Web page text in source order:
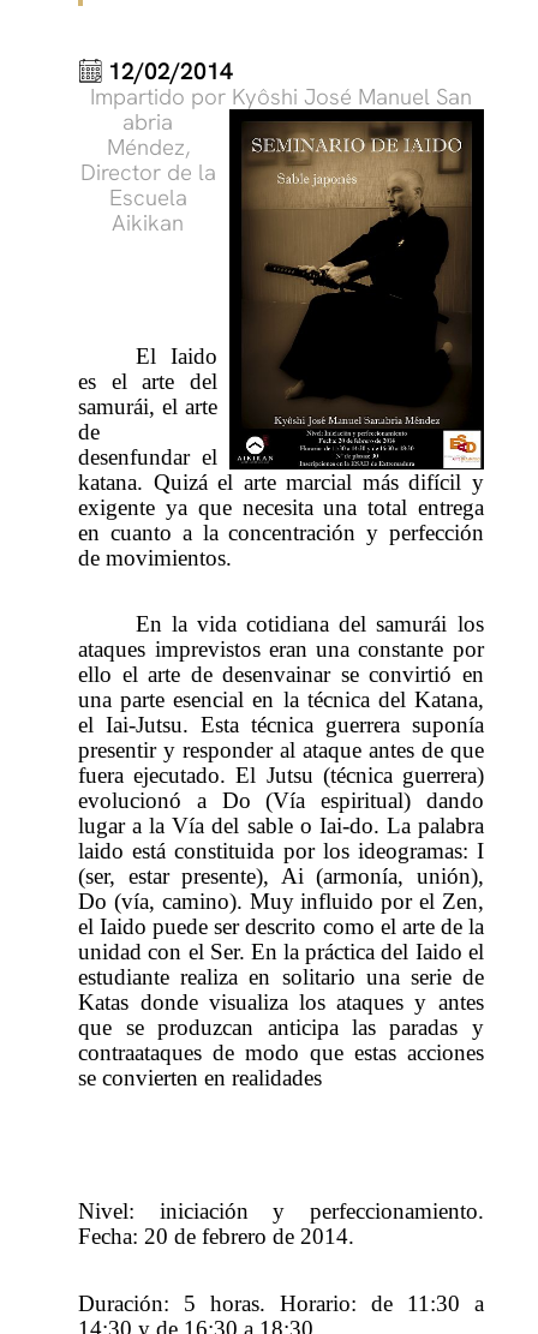
12/02/2014
Impartido por Kyôshi José Manuel San
abria
Méndez,
Director de la
Escuela
Aikikan
El Iaido
es el arte del
samurái, el arte
de
desenfundar el
katana. Quizá el arte marcial más difícil y
exigente ya que necesita una total entrega
en cuanto a la concentración y perfección
de movimientos.
En la vida cotidiana del samurái los
ataques imprevistos eran una constante por
ello el arte de desenvainar se convirtió en
una parte esencial en la técnica del Katana,
el Iai-Jutsu. Esta técnica guerrera suponía
presentir y responder al ataque antes de que
fuera ejecutado. El Jutsu (técnica guerrera)
evolucionó a Do (Vía espiritual) dando
lugar a la Vía del sable o Iai-do. La palabra
laido está constituida por los ideogramas: I
(ser, estar presente), Ai (armonía, unión),
Do (vía, camino). Muy influido por el Zen,
el Iaido puede ser descrito como el arte de la
unidad con el Ser. En la práctica del Iaido el
estudiante realiza en solitario una serie de
Katas donde visualiza los ataques y antes
que se produzcan anticipa las paradas y
contraataques de modo que estas acciones
se convierten en realidades
Nivel: iniciación y perfeccionamiento.
Fecha: 20 de febrero de 2014.
Duración: 5 horas. Horario: de 11:30 a
14:30 y de 16:30 a 18:30